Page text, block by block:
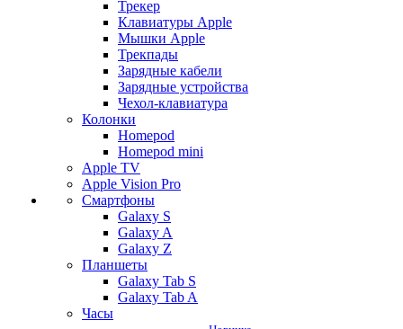
Трекер
Клавиатуры Apple
Мышки Apple
Трекпады
Зарядные кабели
Зарядные устройства
Чехол-клавиатура
Колонки
Homepod
Homepod mini
Apple TV
Apple Vision Pro
Смартфоны
Galaxy S
Galaxy A
Galaxy Z
Планшеты
Galaxy Tab S
Galaxy Tab A
Часы